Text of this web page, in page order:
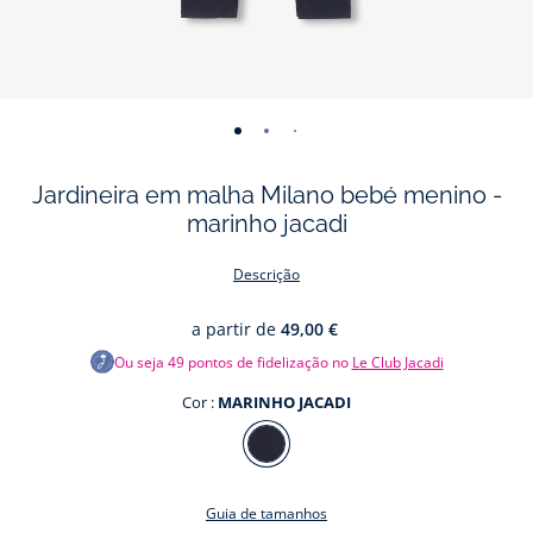
-
01 02 03 04 05
Jardineira em malha Milano bebé menino -
marinho jacadi
Descrição
a partir de 49,00 €
Ou seja 49pontos de fidelização no Le Club Jacadi
Cor : MARINHO JACADI
Cor
MARINHO
Guia de tamanhos